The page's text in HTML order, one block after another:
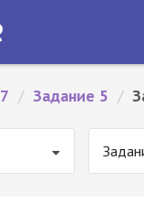
/ Задание 5 /